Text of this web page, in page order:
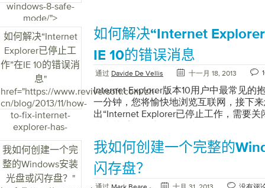
事件ID为“12”。如果您在识别详细说明
可以通过Google事件ID来确定问题所在
有用的网站聚合各种ID的信息和解决方
允许简单的错误事件搜索，并提供可能
述。
述”和“摘要”部分中查看高级事件，或深
“Windows 8中的事件查看器布局比旧版
不太精细的界面并提供大量信息。 “像
的事件查看器很难导航” 一些错误和事件
重。微软专家建议用户只有在计算机出
误和事件。通常，不必担心解决列出的
器中显示的信息量，您可能无法立即确
误。错误或事件的标题可能不清楚，或
开始，然后查找在该时间范围内发生的
焦点缩小到一些错误，而不是强迫你逐
会发现您怀疑与您的问题有关的错误和
称可能无法让您清楚地了解发生的情况
蓝屏帮助程序，您可以在其中输入
们的错误数据库，并为您提供有关错误
案。了解Windows知道什么除了STOP代
Event Viewer中提供了有价值的故障排
10的所有Windows版本都可以使用
Event Viewer的过程因您的版本而异。
件查看器：单击开始按钮。单击控制面
击管理工具。单击“计算机管理” 。查找
以下操作：单击开始按钮。单击控制面
单击管理工具。单击事件查看器。要在
中访问事件查看器，请执行以下操作：
看事件”。按回车。访问事件查看器后，
windows-8-safe-
mode/">
这个过程略有不同，因为新的操作系统
了启动选项。 了解如何在Windows 8中
启动引导到Windows 8安全模式传统上
全模式。这将阻止您的PC正常启动，并
项，您可以在其中选择启动到安全模式
式选项” 在Windows 8中，它不再那么简
但它已经放在“高级启动选项”菜单中。
可以访问安全模式，但以下方法通常是
按住Shift键。 保持Shift键，反复按F8键
“Windows 8恢复屏幕” 在“恢复”屏幕上，
。 在下一个屏幕上，您将看到三个选项
“Windows 8 Trobleshoot选项以安全模
如何解决“Internet
Explorer已停止工
作”在IE 10的错误消
息"
href="https://www.reviversoft.com/zh-
cn/blog/2013/11/how-
to-fix-internet-
explorer-has-
stopped-working-
error-in-ie-10/">
如何解决“Internet
IE 10的错误消息
通过 Davide De Vellis 十一月 18, 2013
Internet Explorer版本10用户中最常见的
一分钟，您将愉快地浏览互联网，接下
出“Internet Explorer已停止工作，需要关
题。 Internet Explorer（IE）遇到问题的
具栏，扩展，垃圾软件和间谍软件的引
Internet Explorer中的首选项来重置或禁
这些程序并不能解决IE崩溃的问题。 *除
明适用于Windows XP，7和8操作系统
我如何创建一个完
整的Windows安装
光盘或闪存盘？ "
我如何创建一个完整的
闪存盘？